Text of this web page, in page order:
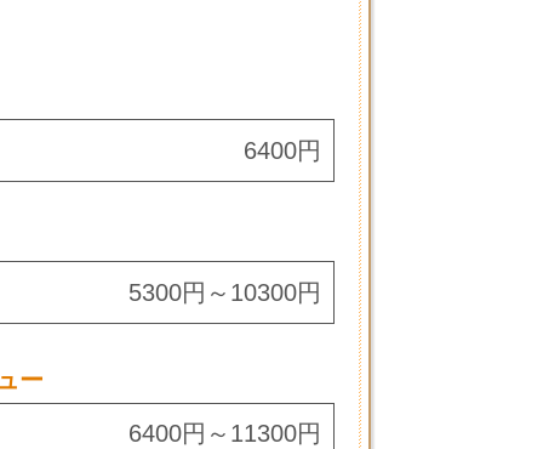
6400円
5300円～10300円
ー
6400円～11300円